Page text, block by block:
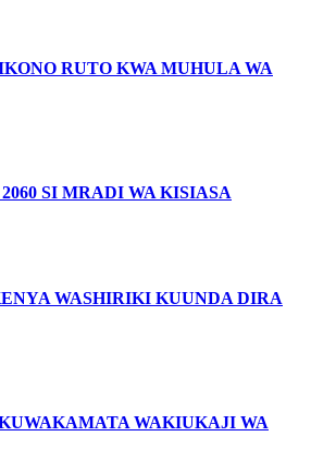
RUTO KWA MUHULA WA
SI MRADI WA KISIASA
WASHIRIKI KUUNDA DIRA
WAKIUKAJI WA